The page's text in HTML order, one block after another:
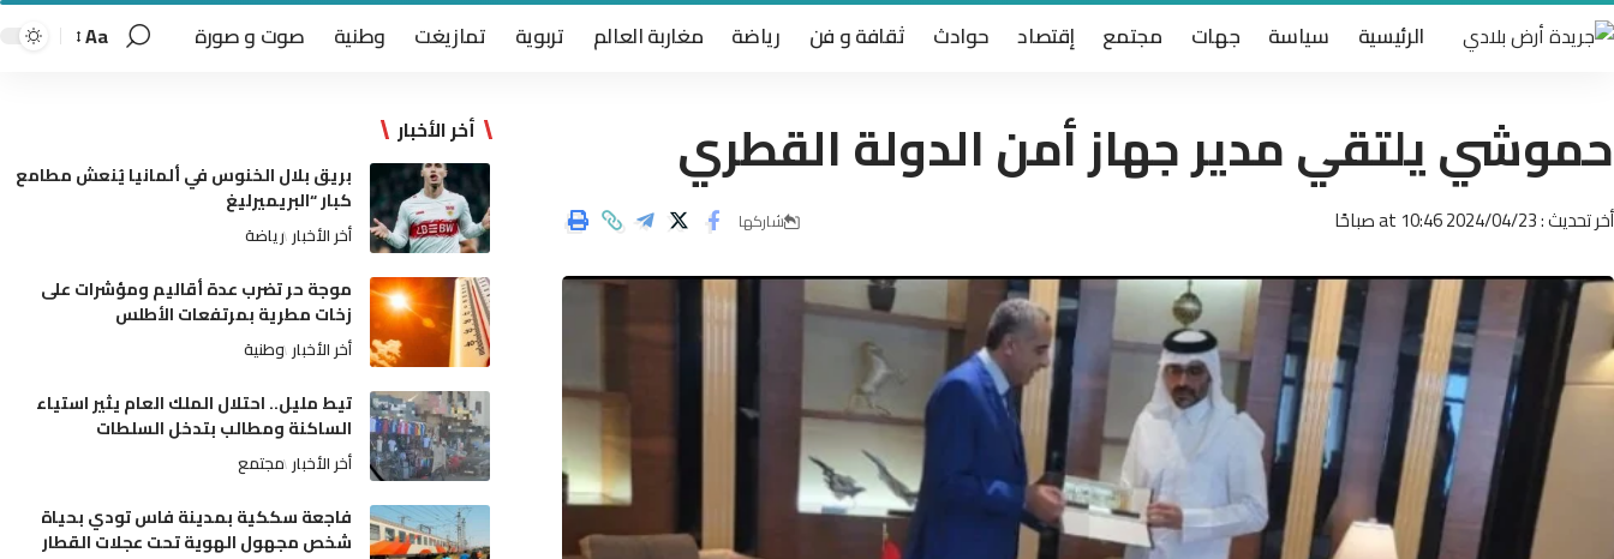
الرئيسية سياسة جهات مجتمع إقتصاد حوادث ثقافة و فن رياضة مغاربة العالم تربوية تمازيغت وطنية صوت و صورة Aa
حموشي يلتقي مدير جهاز أمن الدولة القطري
أخر تحديث : 2024/04/23 at 10:46 صباحًا شاركها
أخر الأخبار
بريق بلال الخنوس في ألمانيا يُنعش مطامع
كبار “البريميرليغ
أخر الأخبار رياضة
موجة حر تضرب عدة أقاليم ومؤشرات على
زخات مطرية بمرتفعات الأطلس
أخر الأخبار وطنية
تيط مليل.. احتلال الملك العام يثير استياء
الساكنة ومطالب بتدخل السلطات
أخر الأخبار مجتمع
فاجعة سككية بمدينة فاس تودي بحياة
شخص مجهول الهوية تحت عجلات القطار